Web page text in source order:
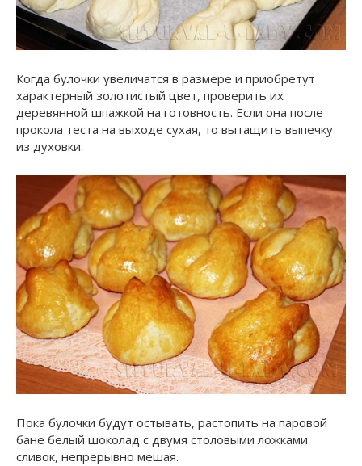
Когда булочки увеличатся в размере и приобретут
характерный золотистый цвет, проверить их
деревянной шпажкой на готовность. Если она после
прокола теста на выходе сухая, то вытащить выпечку
из духовки.
Пока булочки будут остывать, растопить на паровой
бане белый шоколад с двумя столовыми ложками
сливок, непрерывно мешая.